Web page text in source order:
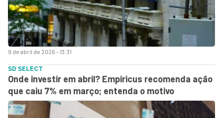
9 de abril de 2026 - 13:31
SD SELECT
Onde investir em abril? Empiricus recomenda ação
que caiu 7% em março; entenda o motivo